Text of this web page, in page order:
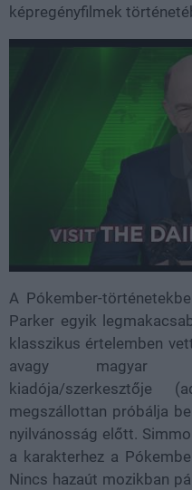
képregényfilmek
A Pókember-
Parker egyik
klasszikus értelemben
avagy magyar
kiadója/szerkesztője
megszállottan próbálja
nyilvánosság előtt.
a karakterhez a
Nincs hazaút mozikban